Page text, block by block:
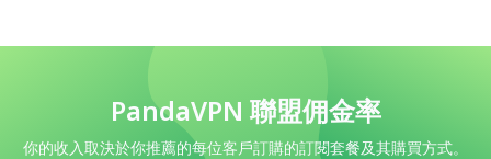
PandaVPN 聯盟佣金率
你的收入取決於你推薦的每位客戶訂購的訂閱套餐及其購買方式。